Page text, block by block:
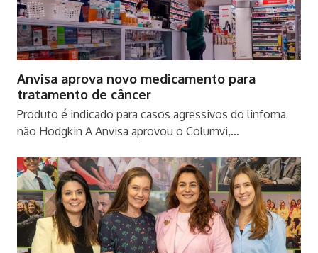
Anvisa aprova novo medicamento para
tratamento de câncer
Produto é indicado para casos agressivos do linfoma
não Hodgkin A Anvisa aprovou o Columvi,…